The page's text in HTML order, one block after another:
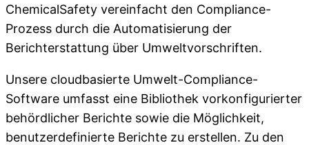
ChemicalSafety vereinfacht den Compliance-
Prozess durch die Automatisierung der
Berichterstattung über Umweltvorschriften.
Unsere cloudbasierte Umwelt-Compliance-
Software umfasst eine Bibliothek vorkonfigurierter
behördlicher Berichte sowie die Möglichkeit,
benutzerdefinierte Berichte zu erstellen. Zu den